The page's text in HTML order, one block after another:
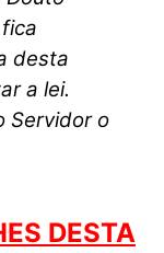
desta
a lei.
Servidor o
DESTA